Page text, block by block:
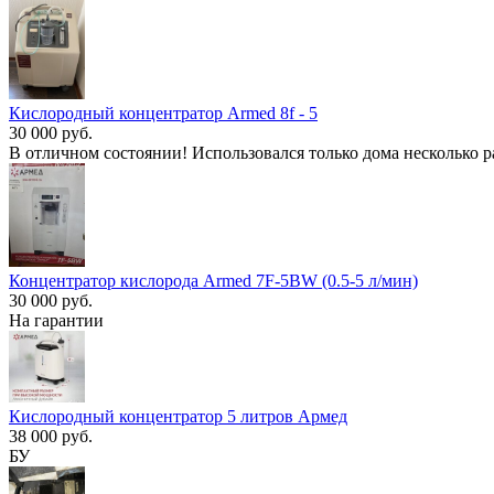
Кислородный концентратор Armed 8f - 5
30 000 руб.
В отличном состоянии! Использовался только дома несколько
Концентратор кислорода Armed 7F-5BW (0.5-5 л/мин)
30 000 руб.
На гарантии
Кислородный концентратор 5 литров Армед
38 000 руб.
БУ